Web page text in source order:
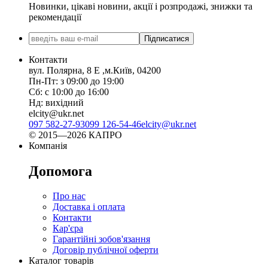
Новинки, цікаві новини, акції і розпродажі, знижки та
рекомендації
Підписатися
Контакти
вул. Полярна, 8 Е ,м.Київ, 04200
Пн-Пт: з 09:00 до 19:00
Сб: с 10:00 до 16:00
Нд: вихідний
elcity@ukr.net
097 582-27-93099 126-54-46elcity@ukr.net
© 2015—2026 КАПРО
Компанія
Допомога
Про нас
Доставка і оплата
Контакти
Кар'єра
Гарантійні зобов'язання
Договір публічної оферти
Каталог товарів